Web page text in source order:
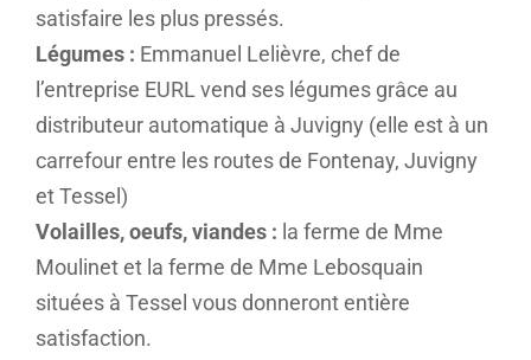
satisfaire les plus pressés.
Légumes : Emmanuel Lelièvre, chef de
l’entreprise EURL vend ses légumes grâce au
distributeur automatique à Juvigny (elle est à un
carrefour entre les routes de Fontenay, Juvigny
et Tessel)
Volailles, oeufs, viandes : la ferme de Mme
Moulinet et la ferme de Mme Lebosquain
situées à Tessel vous donneront entière
satisfaction.